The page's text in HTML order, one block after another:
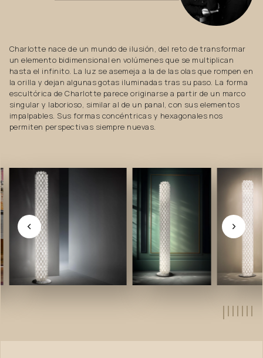
Charlotte nace de un mundo de ilusión, del reto de transformar
un elemento bidimensional en volúmenes que se multiplican
hasta el infinito. La luz se asemeja a la de las olas que rompen en
la orilla y dejan algunas gotas iluminadas tras su paso. La forma
escultórica de Charlotte parece originarse a partir de un marco
singular y laborioso, similar al de un panal, con sus elementos
impalpables. Sus formas concéntricas y hexagonales nos
permiten perspectivas siempre nuevas.